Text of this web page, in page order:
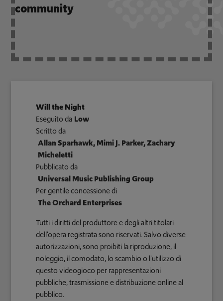
community
Will the Night
Eseguito da Low
Scritto da
Allan Sparhawk, Mimi J. Parker, Zachary
Micheletti
Pubblicato da
Universal Music Publishing Group
Per gentile concessione di
The Orchard Enterprises
Tutti i diritti del produttore e degli altri titolari
dell'opera registrata sono riservati. Salvo diverse
autorizzazioni, sono proibiti la riproduzione, il
noleggio, il comodato, lo scambio o l'utilizzo di
questo videogioco per rappresentazioni
pubbliche, trasmissione e distribuzione online al
pubblico.